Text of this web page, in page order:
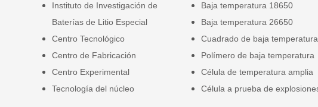
Instituto de Investigación de
Baterías de Litio Especial
Centro Tecnológico
Centro de Fabricación
Centro Experimental
Tecnología del núcleo
Baja temperatura 18650
Baja temperatura 26650
Cuadrado de baja temperatura
Polímero de baja temperatura
Célula de temperatura amplia
Célula a prueba de